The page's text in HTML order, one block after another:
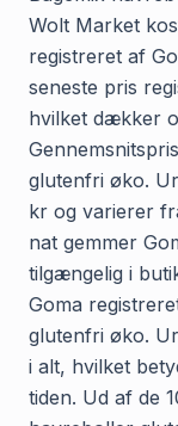
Wolt Market
registreret af
seneste pris
hvilket dækker
glutenfri øko.
kr og varierer
nat gemmer
tilgængelig i
Goma
glutenfri øko.
i alt, hvilket
tiden. Ud af de